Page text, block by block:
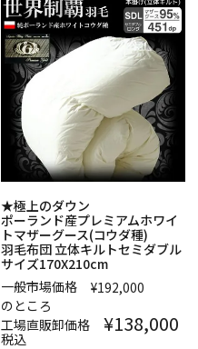
★極上のダウン
ポーランド産プレミアムホワイ
トマザーグース(コウダ種)
羽毛布団 立体キルトセミダブル
サイズ170X210cm
一般市場価格
¥192,000
のところ
工場直販卸価格
¥138,000
税込